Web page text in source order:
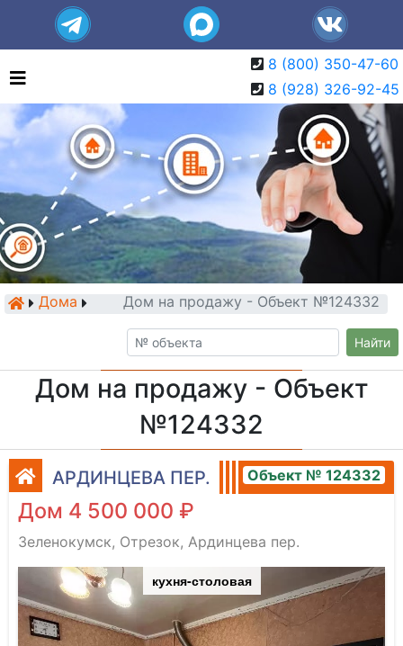
8 (800) 350-47-60
8 (928) 326-92-45
Дома Дом на продажу - Объект №124332
Найти
Дом на продажу - Объект
№124332
АРДИНЦЕВА ПЕР. Объект № 124332
Дом 4 500 000 ₽
Зеленокумск, Отрезок, Ардинцева пер.
кухня-столовая